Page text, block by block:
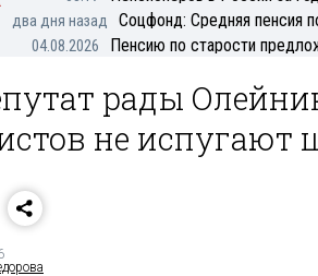
два дня назад Соцфонд: Средняя пенсия
04.08.2026 Пенсию по старости
рады
не испугают